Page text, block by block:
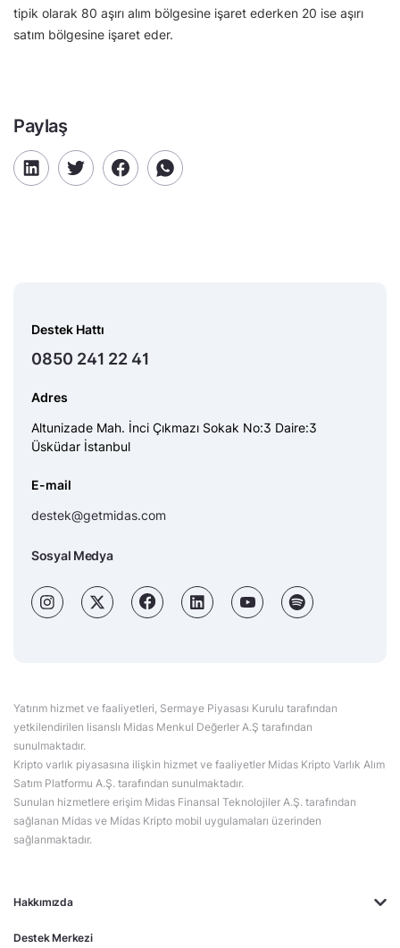
tipik olarak 80 aşırı alım bölgesine işaret ederken 20 ise aşırı
satım bölgesine işaret eder.
Paylaş
Hakkımızda
Destek Merkezi
Destek Hattı
0850 241 22 41
Adres
Altunizade Mah. İnci Çıkmazı Sokak No:3 Daire:3
Üsküdar İstanbul
E-mail
destek@getmidas.com
Sosyal Medya
Yatırım hizmet ve faaliyetleri, Sermaye Piyasası Kurulu tarafından
yetkilendirilen lisanslı Midas Menkul Değerler A.Ş tarafından
sunulmaktadır.
Kripto varlık piyasasına ilişkin hizmet ve faaliyetler Midas Kripto Varlık Alım
Satım Platformu A.Ş. tarafından sunulmaktadır.
Sunulan hizmetlere erişim Midas Finansal Teknolojiler A.Ş. tarafından
sağlanan Midas ve Midas Kripto mobil uygulamaları üzerinden
sağlanmaktadır.